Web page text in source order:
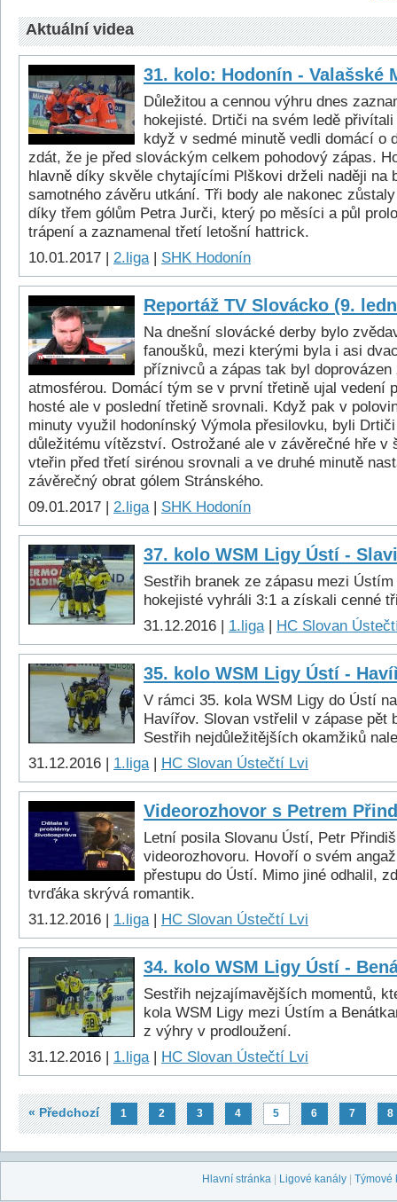
Aktuální videa
31. kolo: Hodonín - Valašské
Důležitou a cennou výhru dnes
hokejisté. Drtiči na svém ledě
když v sedmé minutě vedli domácí o
zdát, že je před slováckým celkem pohodový zápas.
hlavně díky skvěle chytajícími Plškovi drželi naději na
samotného závěru utkání. Tři body ale nakonec
díky třem gólům Petra Jurči, který po měsíci a půl
trápení a zaznamenal třetí letošní hattrick.
10.01.2017 | 2.liga| SHK Hodonín
Reportáž TV Slovácko (9.
Na dnešní slovácké derby bylo
fanoušků, mezi kterými byla i asi
příznivců a zápas tak byl
atmosférou. Domácí tým se v první třetině ujal vedení
hosté ale v poslední třetině srovnali. Když pak v
minuty využil hodonínský Výmola přesilovku, byli
důležitému vítězství. Ostrožané ale v závěrečné hře v
vteřin před třetí sirénou srovnali a ve druhé minutě
závěrečný obrat gólem Stránského.
09.01.2017 | 2.liga| SHK Hodonín
37. kolo WSM Ligy Ústí -
Sestřih branek ze zápasu mezi
hokejisté vyhráli 3:1 a získali cenné
31.12.2016 | 1.liga| HC Slovan
35. kolo WSM Ligy Ústí -
V rámci 35. kola WSM Ligy do Ústí
Havířov. Slovan vstřelil v zápase pět
Sestřih nejdůležitějších okamžiků
31.12.2016 | 1.liga| HC Slovan Ústečtí Lvi
Videorozhovor s Petrem
Letní posila Slovanu Ústí, Petr
videorozhovoru. Hovoří o svém
přestupu do Ústí. Mimo jiné odhalil,
tvrďáka skrývá romantik.
31.12.2016 | 1.liga| HC Slovan Ústečtí Lvi
34. kolo WSM Ligy Ústí -
Sestřih nejzajímavějších momentů,
kola WSM Ligy mezi Ústím a
z výhry v prodloužení.
31.12.2016 | 1.liga| HC Slovan Ústečtí Lvi
« Předchozí 1 2 3 4 5 6 7 8
Hlavní stránka Ligové kanály Týmové